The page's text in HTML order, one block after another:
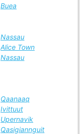
Buea
Nassau
Alice Town
Nassau
Qaanaaq
Ivittuut
Upernavik
Qasigiannguit